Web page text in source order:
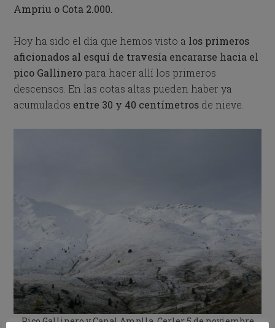
Ampriu o Cota 2.000.
Hoy ha sido el día que hemos visto a los primeros
aficionados al esquí de travesía encararse hacia el
pico Gallinero para hacer allí los primeros
descensos. En las cotas altas pueden haber ya
acumulados entre 30 y 40 centímetros de nieve.
Pico Gallinero y Canal Amplla, Cerler 5 de noviembre